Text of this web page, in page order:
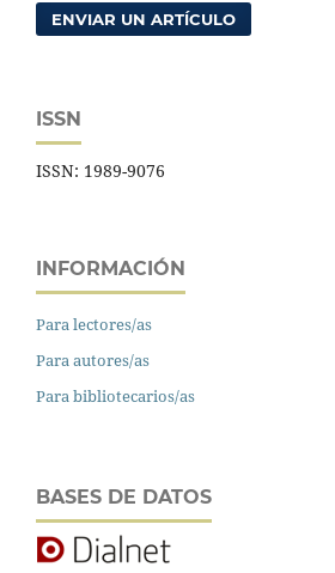
ENVIAR UN ARTÍCULO
ISSN
ISSN: 1989-9076
INFORMACIÓN
Para lectores/as
Para autores/as
Para bibliotecarios/as
BASES DE DATOS